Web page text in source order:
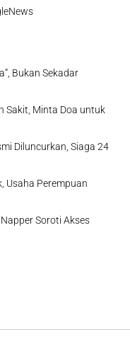
Bukan Sekadar
Sakit, Minta Doa untuk
Diluncurkan, Siaga 24
Usaha Perempuan
Soroti Akses